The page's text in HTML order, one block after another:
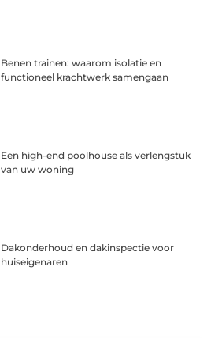
Benen trainen: waarom isolatie en
functioneel krachtwerk samengaan
Een high-end poolhouse als verlengstuk
van uw woning
Dakonderhoud en dakinspectie voor
huiseigenaren